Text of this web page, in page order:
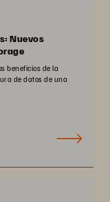
Nuevos
beneficios de la
de datos de una